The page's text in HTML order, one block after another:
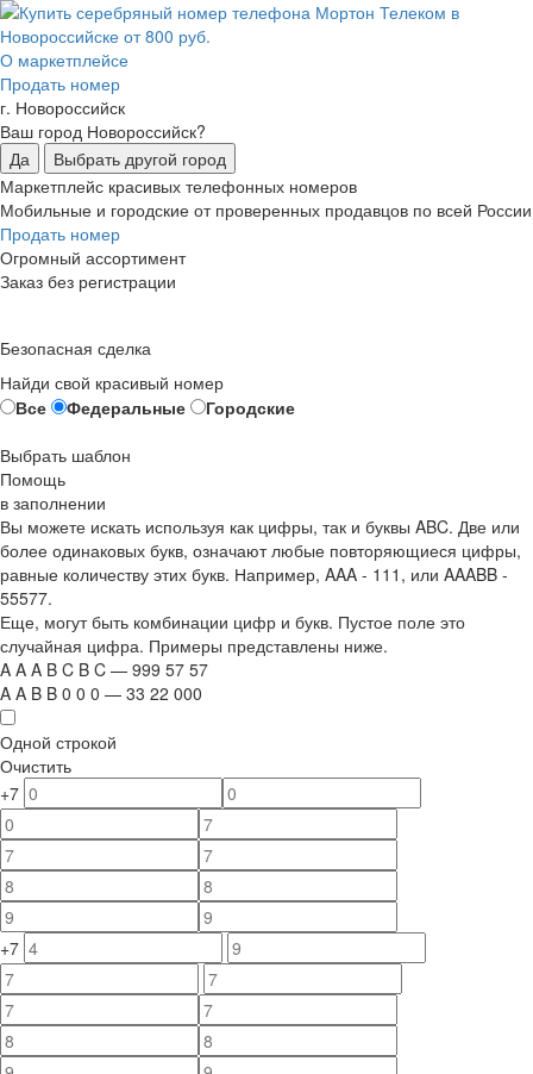
О маркетплейсе
Продать номер
г. Новороссийск
Ваш город Новороссийск?
Да
Выбрать другой город
Маркетплейс красивых телефонных номеров
Мобильные и городские от проверенных продавцов по всей России
Продать номер
Огромный ассортимент
Заказ без регистрации
Безопасная сделка
Найди свой красивый номер
Все
Федеральные
Городские
Выбрать шаблон
Помощь
в заполнении
Вы можете искать используя как цифры, так и буквы ABC. Две или
более одинаковых букв, означают любые повторяющиеся цифры,
равные количеству этих букв. Например, AAA - 111 , или AAABB -
55577.
Еще, могут быть комбинации цифр и букв. Пустое поле это
случайная цифра. Примеры представлены ниже.
A A A B C B C — 999 57 57
A A B B 0 0 0 — 33 22 000
Одной строкой
Очистить
+7
+7